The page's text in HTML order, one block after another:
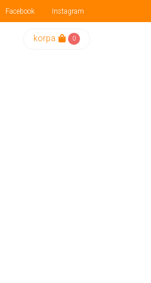
Facebook Instagram
korpa 0